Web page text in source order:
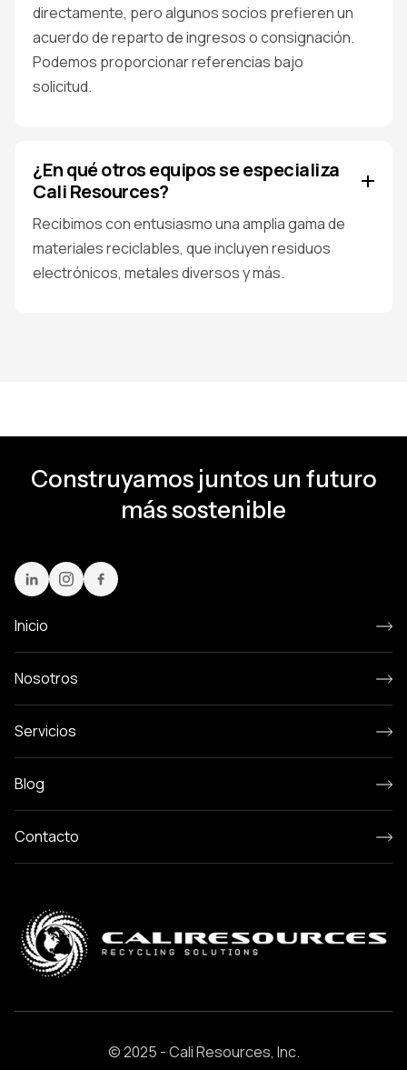
directamente, pero algunos socios prefieren un
acuerdo de reparto de ingresos o consignación.
Podemos proporcionar referencias bajo
solicitud.
¿En qué otros equipos se especializa
Cali Resources?
Recibimos con entusiasmo una amplia gama de
materiales reciclables, que incluyen residuos
electrónicos, metales diversos y más.
Construyamos juntos un futuro
más sostenible
Inicio
Nosotros
Servicios
Blog
Contacto
© 2025 - Cali Resources, Inc.